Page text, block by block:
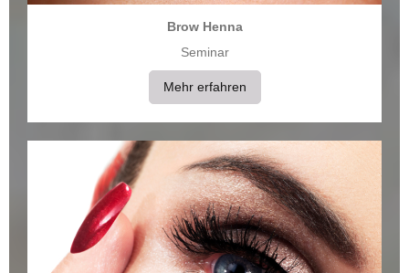
Brow Henna
Seminar
Mehr erfahren